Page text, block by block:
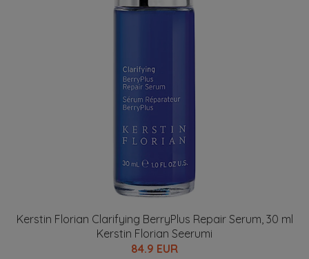
Kerstin Florian Clarifying BerryPlus Repair Serum, 30 ml
Kerstin Florian Seerumi
84.9 EUR